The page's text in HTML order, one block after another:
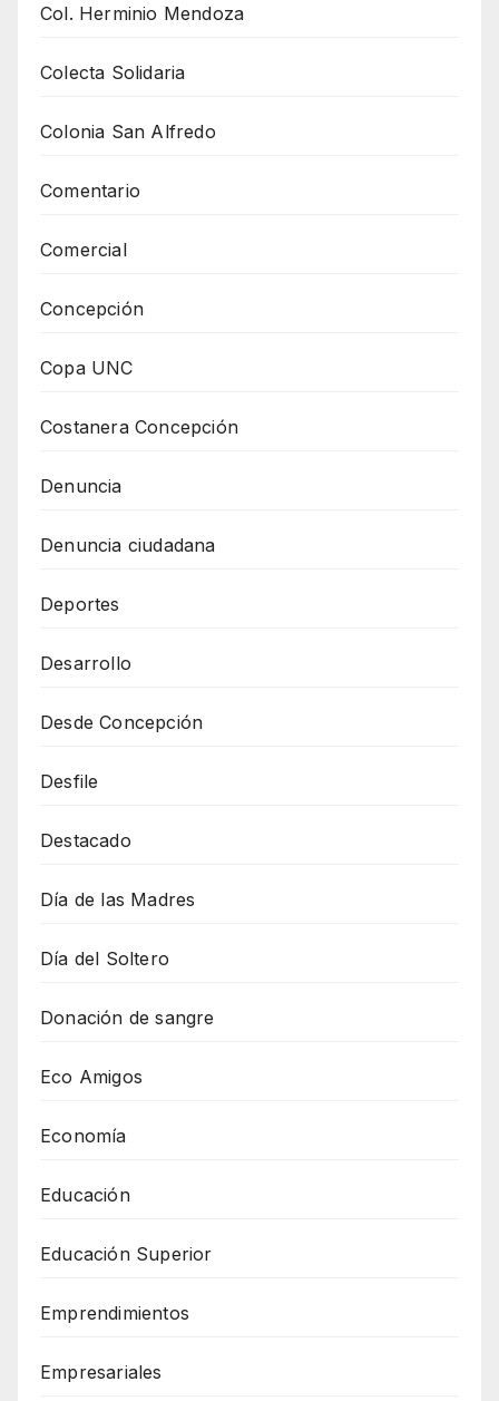
Col. Herminio Mendoza
Colecta Solidaria
Colonia San Alfredo
Comentario
Comercial
Concepción
Copa UNC
Costanera Concepción
Denuncia
Denuncia ciudadana
Deportes
Desarrollo
Desde Concepción
Desfile
Destacado
Día de las Madres
Día del Soltero
Donación de sangre
Eco Amigos
Economía
Educación
Educación Superior
Emprendimientos
Empresariales